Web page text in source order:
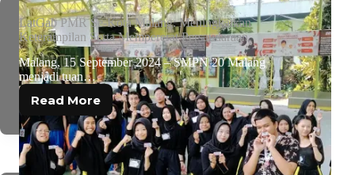
LatGab PMR Se-Kota Malang: Meningkatkan
Keterampilan Serta Mempererat Persaudaraan
Malang, 15 September 2024 – SMPN 20 Malang
menjadi tuan…
Read More